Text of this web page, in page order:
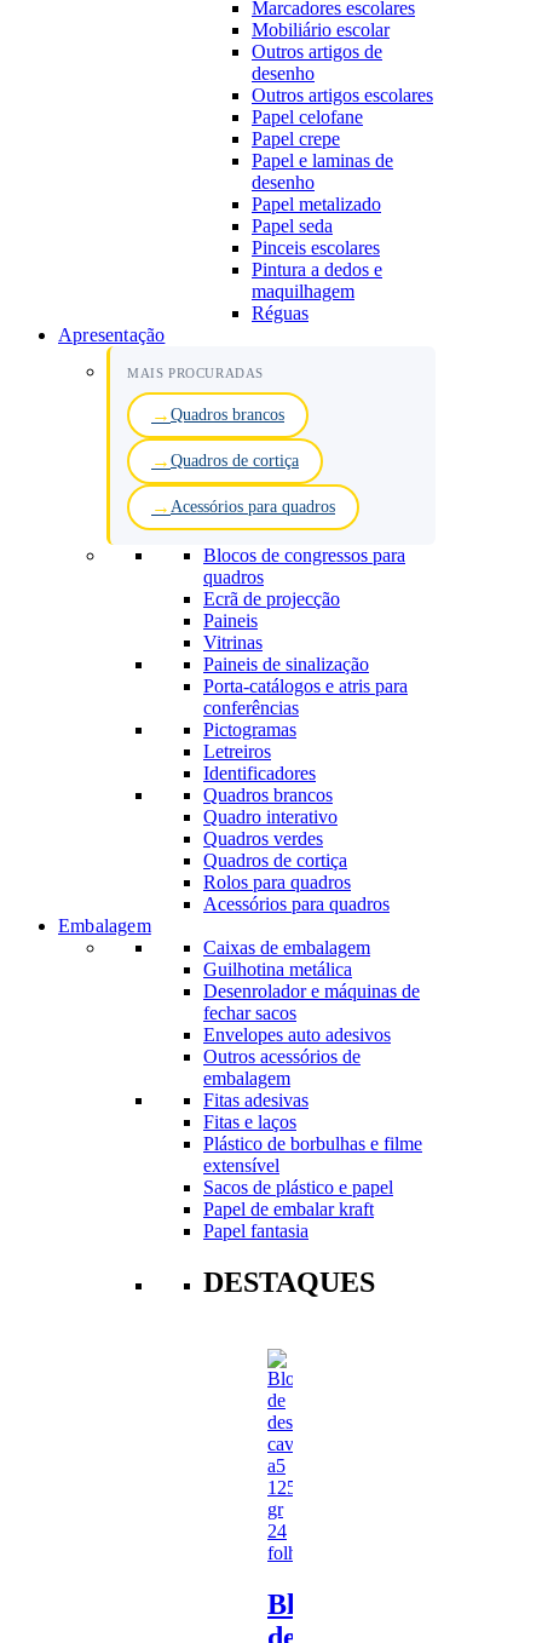
Marcadores escolares
Mobiliário escolar
Outros artigos de
desenho
Outros artigos escolares
Papel celofane
Papel crepe
Papel e laminas de
desenho
Papel metalizado
Papel seda
Pinceis escolares
Pintura a dedos e
maquilhagem
Réguas
Apresentação
MAIS PROCURADAS
Quadros brancos
Quadros de cortiça
Acessórios para quadros
Blocos de congressos para
quadros
Ecrã de projecção
Paineis
Vitrinas
Paineis de sinalização
Porta-catálogos e atris para
conferências
Pictogramas
Letreiros
Identificadores
Quadros brancos
Quadro interativo
Quadros verdes
Quadros de cortiça
Rolos para quadros
Acessórios para quadros
Embalagem
Caixas de embalagem
Guilhotina metálica
Desenrolador e máquinas de
fechar sacos
Envelopes auto adesivos
Outros acessórios de
embalagem
Fitas adesivas
Fitas e laços
Plástico de borbulhas e filme
extensível
Sacos de plástico e papel
Papel de embalar kraft
Papel fantasia
DESTAQUES
Bloco
de